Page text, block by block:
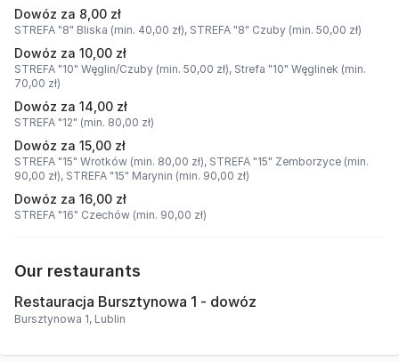
Dowóz za 8,00 zł
STREFA "8" Bliska (min. 40,00 zł), STREFA "8" Czuby (min. 50,00 zł)
Dowóz za 10,00 zł
STREFA "10" Węglin/Czuby (min. 50,00 zł), Strefa "10" Węglinek (min.
70,00 zł)
Dowóz za 14,00 zł
STREFA "12" (min. 80,00 zł)
Dowóz za 15,00 zł
STREFA "15" Wrotków (min. 80,00 zł), STREFA "15" Zemborzyce (min.
90,00 zł), STREFA "15" Marynin (min. 90,00 zł)
Dowóz za 16,00 zł
STREFA "16" Czechów (min. 90,00 zł)
Our restaurants
Restauracja Bursztynowa 1 - dowóz
Bursztynowa 1, Lublin